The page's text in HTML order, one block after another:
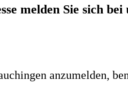
melden Sie sich bei
anzumelden,